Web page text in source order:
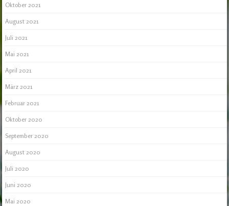
Oktober 2021
August 2021
Juli 2021
Mai 2021
April 2021
März 2021
Februar 2021
Oktober 2020
September 2020
August 2020
Juli 2020
Juni 2020
Mai 2020